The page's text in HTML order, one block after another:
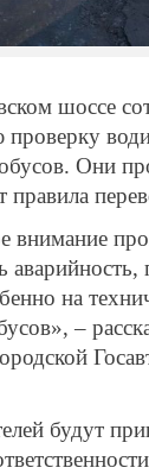
шоссе
Они
на
–
будут